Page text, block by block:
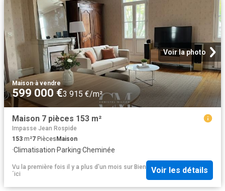
Voir la photo
Maison·à vendre
599 000 €3 915 €/m²
Maison 7 pièces 153 m²
Impasse Jean Rospide
153 m²7 PiècesMaison
·Climatisation·Parking·Cheminée
Vu la première fois il y a plus d'un mois sur Bien
´ici
Voir les détails